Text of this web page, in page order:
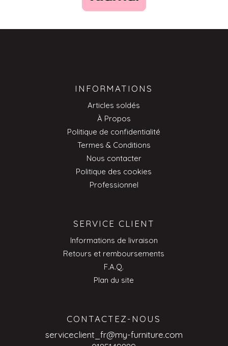
INFORMATIONS
Articles soldés
À Propos
Politique de confidentialité
Termes & Conditions
Nous contacter
Politique des cookies
Professionnel
SERVICE CLIENT
Informations de livraison
Retours et remboursements
F.A.Q.
Plan du site
CONTACTEZ-NOUS
serviceclient_fr@my-furniture.com